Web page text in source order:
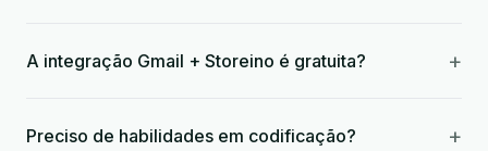
A integração Gmail + Storeino é gratuita? +
Preciso de habilidades em codificação? +